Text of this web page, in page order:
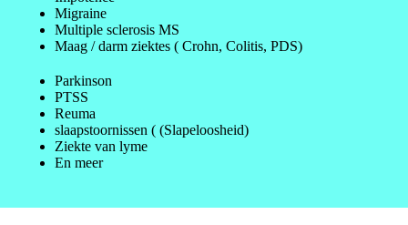
Migraine
Multiple sclerosis MS
Maag / darm ziektes ( Crohn, Colitis, PDS)
Parkinson
PTSS
Reuma
slaapstoornissen ( (Slapeloosheid)
Ziekte van lyme
En meer